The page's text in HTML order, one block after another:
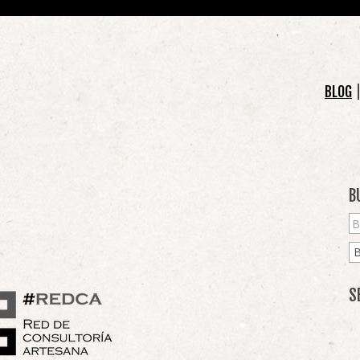
BLOG